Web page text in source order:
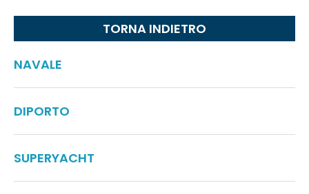
TORNA INDIETRO
NAVALE
DIPORTO
SUPERYACHT